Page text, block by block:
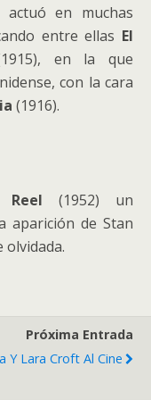
en muchas
entre ellas El
en la que
con la cara
(1916).
Reel (1952) un
aparición de Stan
olvidada.
Próxima Entrada
Y Lara Croft Al Cine